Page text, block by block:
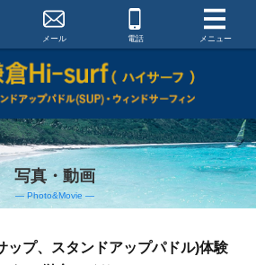
メール 電話 メニュー
写真・動画
― Photo&Movie ―
ップ、スタンドアップパドル)体験